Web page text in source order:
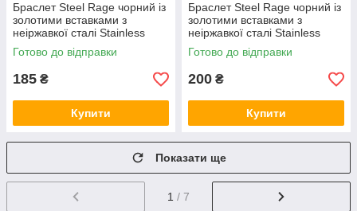
Браслет Steel Rage чорний із
золотими вставками з
неіржавкої сталі Stainless
Steel довжина 22 см. ширина
6 мм.
Готово до відправки
185 ₴
Купити
Браслет Steel Rage чорний із
золотими вставками з
неіржавкої сталі Stainless
Steel довжина 22 см. ширина
8 мм.
Готово до відправки
200 ₴
Купити
Показати ще
1 / 7